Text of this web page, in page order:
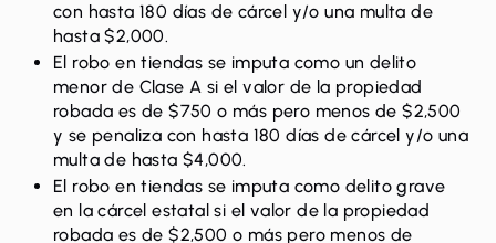
con hasta 180 días de cárcel y/o una multa de
hasta $2,000.
El robo en tiendas se imputa como un delito
menor de Clase A si el valor de la propiedad
robada es de $750 o más pero menos de $2,500
y se penaliza con hasta 180 días de cárcel y/o una
multa de hasta $4,000.
El robo en tiendas se imputa como delito grave
en la cárcel estatal si el valor de la propiedad
robada es de $2,500 o más pero menos de